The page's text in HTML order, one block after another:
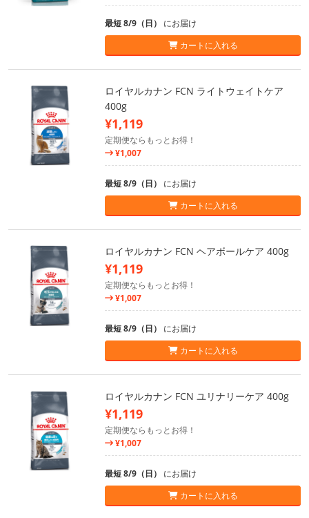
最短 8/9（日） にお届け
カートに入れる
ロイヤルカナン FCN ライトウェイトケア
400g
¥1,119
定期便ならもっとお得！
¥1,007
最短 8/9（日） にお届け
カートに入れる
ロイヤルカナン FCN ヘアボールケア 400g
¥1,119
定期便ならもっとお得！
¥1,007
最短 8/9（日） にお届け
カートに入れる
ロイヤルカナン FCN ユリナリーケア 400g
¥1,119
定期便ならもっとお得！
¥1,007
最短 8/9（日） にお届け
カートに入れる